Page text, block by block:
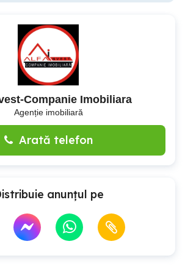
Companie Imobiliara
Agenție imobiliară
Arată telefon
anunțul pe